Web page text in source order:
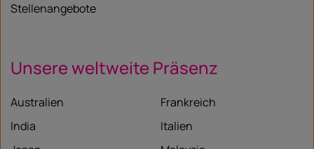
Stellenangebote
Unsere weltweite Präsenz
Australien
Frankreich
India
Italien